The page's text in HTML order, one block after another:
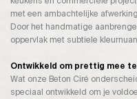
met een ambachtelijke
Door het handmatige
oppervlak met subtiele
Ontwikkeld om prettig mee
Wat onze Beton Ciré
speciaal ontwikkeld om je